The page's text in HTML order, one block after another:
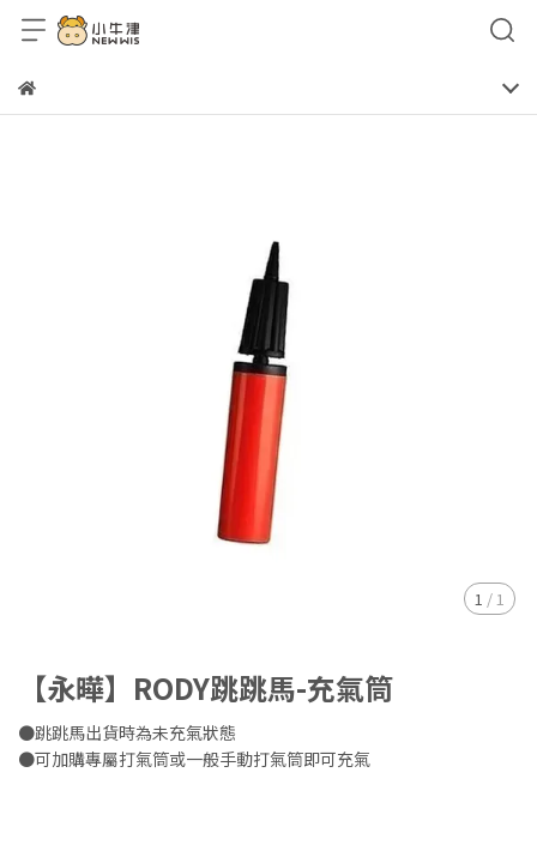
1 / 1
【永曄】RODY跳跳馬-充氣筒
●跳跳馬出貨時為未充氣狀態
●可加購專屬打氣筒或一般手動打氣筒即可充氣